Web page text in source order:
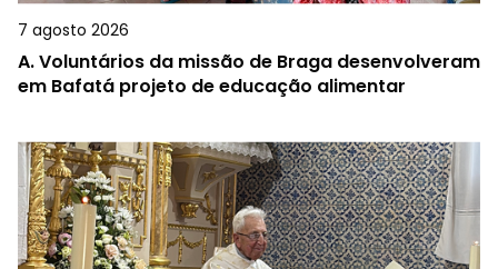
7 agosto 2026
A.Voluntários da missão de Braga desenvolveram
em Bafatá projeto de educação alimentar